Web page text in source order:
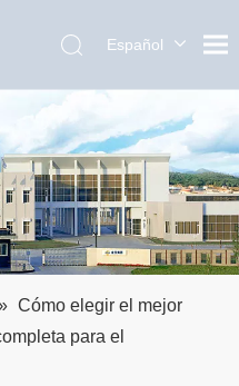
Español
Pусский
Cómo elegir el mejor
para el